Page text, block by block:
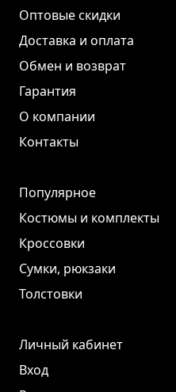
Оптовые скидки
Доставка и оплата
Обмен и возврат
Гарантия
О компании
Контакты
Популярное
Костюмы и комплекты
Кроссовки
Сумки, рюкзаки
Толстовки
Личный кабинет
Вход